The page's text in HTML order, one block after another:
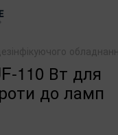
110 Вт для
до ламп